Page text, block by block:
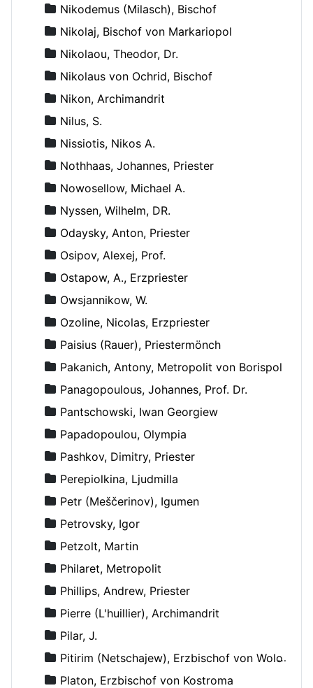
Nikodemus (Milasch), Bischof
Nikolaj, Bischof von Markariopol
Nikolaou, Theodor, Dr.
Nikolaus von Ochrid, Bischof
Nikon, Archimandrit
Nilus, S.
Nissiotis, Nikos A.
Nothhaas, Johannes, Priester
Nowosellow, Michael A.
Nyssen, Wilhelm, DR.
Odaysky, Anton, Priester
Osipov, Alexej, Prof.
Ostapow, A., Erzpriester
Owsjannikow, W.
Ozoline, Nicolas, Erzpriester
Paisius (Rauer), Priestermönch
Pakanich, Antony, Metropolit von Borispol
Panagopoulous, Johannes, Prof. Dr.
Pantschowski, Iwan Georgiew
Papadopoulou, Olympia
Pashkov, Dimitry, Priester
Perepiolkina, Ljudmilla
Petr (Meščerinov), Igumen
Petrovsky, Igor
Petzolt, Martin
Philaret, Metropolit
Phillips, Andrew, Priester
Pierre (L'huillier), Archimandrit
Pilar, J.
Pitirim (Netschajew), Erzbischof von Wolokolamsk und Jurjew
Platon, Erzbischof von Kostroma